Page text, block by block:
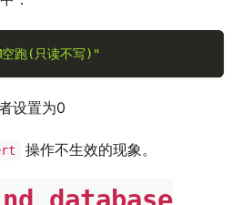
空跑(只读不写)"
设置为0
操作不生效的现象。